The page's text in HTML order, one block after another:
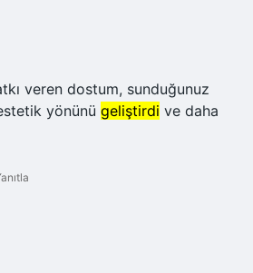
veren dostum, sunduğunuz
yönünü geliştirdi ve daha